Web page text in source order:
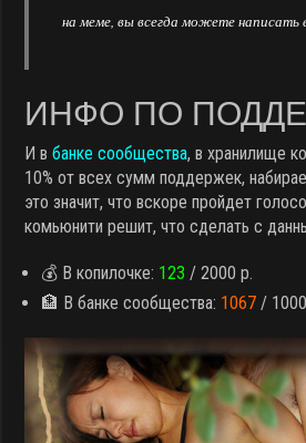
на меме, вы всегда можете написать
ИНФО ПО
И вбанке сообщества, в хранилище
10% от всех сумм поддержек,
это значит, что вскоре пройдет
комьюнити решит, что сделать с
💰 В копилочке: 123/ 2000 р.
🏦 В банке сообщества: 1067 /